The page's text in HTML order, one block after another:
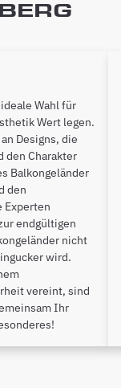
Wahl für
Wert legen.
Designs, die
den Charakter
Balkongeländer
den
Experten
endgültigen
nicht
wird.
vereint, sind
Ihr